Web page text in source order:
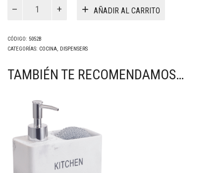
Quilla
AÑADIR AL CARRITO
CÓDIGO: 5052B
CATEGORÍAS: COCINA, DISPENSERS
TAMBIÉN TE RECOMENDAMOS…